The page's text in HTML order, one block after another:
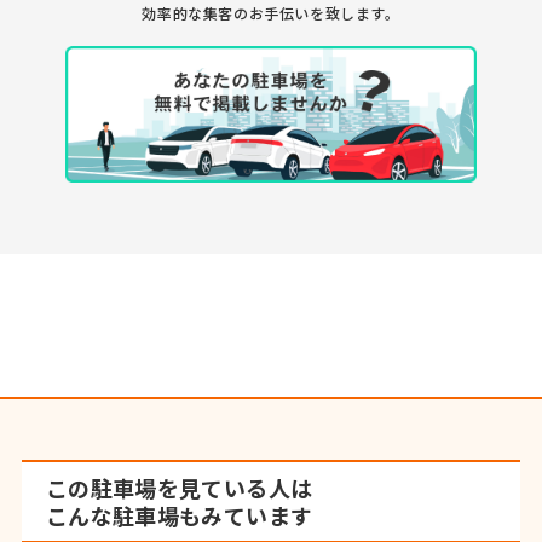
効率的な集客のお手伝いを致します。
この駐車場を見ている人は
こんな駐車場もみています